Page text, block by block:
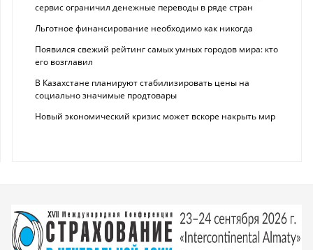
сервис ограничил денежные переводы в ряде стран
Льготное финансирование необходимо как никогда
Появился свежий рейтинг самых умных городов мира: кто
его возглавил
В Казахстане планируют стабилизировать цены на
социально значимые продтовары
Новый экономический кризис может вскоре накрыть мир